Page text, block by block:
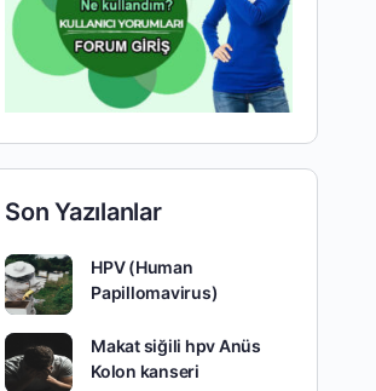
Son Yazılanlar
HPV (Human
Papillomavirus)
Makat siğili hpv Anüs
Kolon kanseri